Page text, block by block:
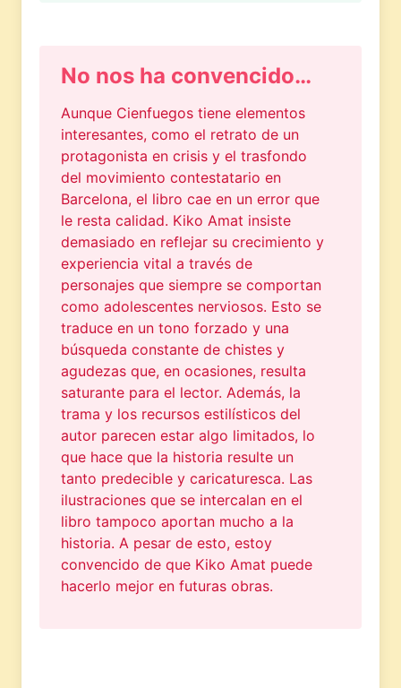
No nos ha convencido…
Aunque Cienfuegos tiene elementos
interesantes, como el retrato de un
protagonista en crisis y el trasfondo
del movimiento contestatario en
Barcelona, el libro cae en un error que
le resta calidad. Kiko Amat insiste
demasiado en reflejar su crecimiento y
experiencia vital a través de
personajes que siempre se comportan
como adolescentes nerviosos. Esto se
traduce en un tono forzado y una
búsqueda constante de chistes y
agudezas que, en ocasiones, resulta
saturante para el lector. Además, la
trama y los recursos estilísticos del
autor parecen estar algo limitados, lo
que hace que la historia resulte un
tanto predecible y caricaturesca. Las
ilustraciones que se intercalan en el
libro tampoco aportan mucho a la
historia. A pesar de esto, estoy
convencido de que Kiko Amat puede
hacerlo mejor en futuras obras.